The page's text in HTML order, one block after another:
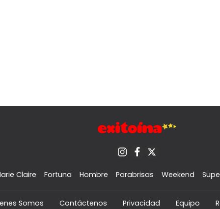
Claire Fortuna Hombre Parabrisas Weekend
Somos Contáctenos Privacidad Equipo